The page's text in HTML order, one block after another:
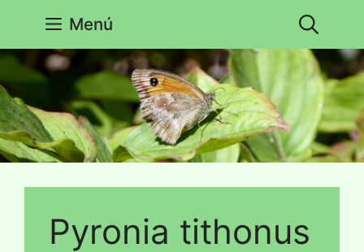
contenido
Menú
Pyronia tithonus